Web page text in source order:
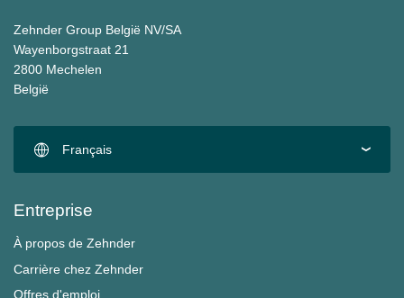
Zehnder Group België NV/SA
Wayenborgstraat 21
2800 Mechelen
België
Français
Entreprise
À propos de Zehnder
Carrière chez Zehnder
Offres d'emploi